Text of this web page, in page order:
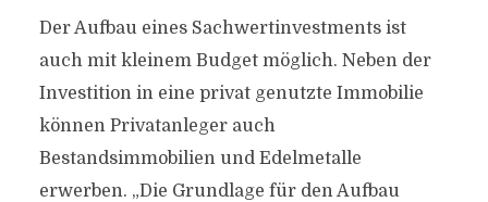
Der Aufbau eines Sachwertinvestments ist
auch mit kleinem Budget möglich. Neben der
Investition in eine privat genutzte Immobilie
können Privatanleger auch
Bestandsimmobilien und Edelmetalle
erwerben. „Die Grundlage für den Aufbau